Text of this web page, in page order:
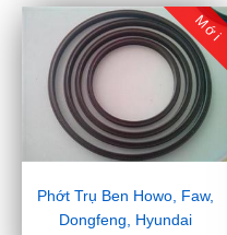
Mới
Phớt Trụ Ben Howo, Faw,
Dongfeng, Hyundai